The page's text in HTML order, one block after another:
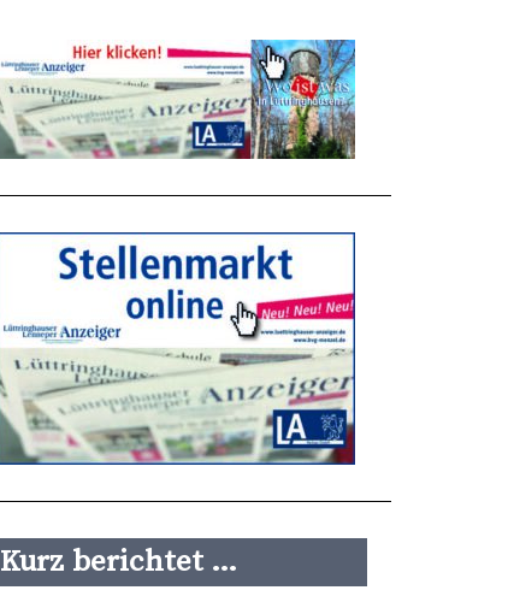
Kurz berichtet …